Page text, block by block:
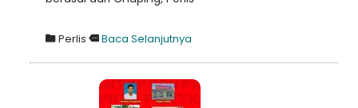
Perlis Baca Selanjutnya